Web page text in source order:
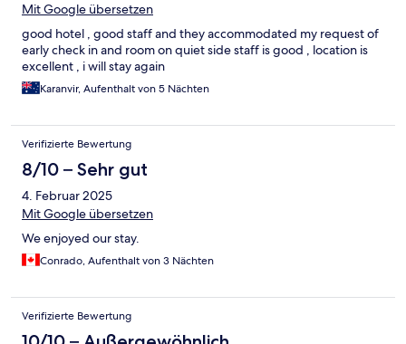
Mit Google übersetzen
good hotel , good staff and they accommodated my request of
early check in and room on quiet side staff is good , location is
excellent , i will stay again
Karanvir, Aufenthalt von 5 Nächten
Verifizierte Bewertung
8/10 – Sehr gut
4. Februar 2025
Mit Google übersetzen
We enjoyed our stay.
Conrado, Aufenthalt von 3 Nächten
Verifizierte Bewertung